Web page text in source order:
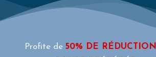
Profite de 50% DE RÉDUCTION